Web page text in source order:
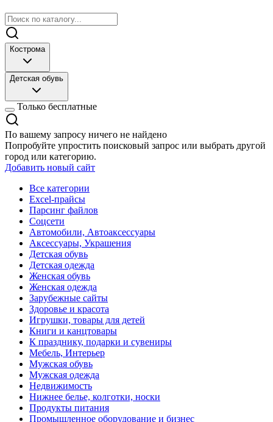
Кострома
Детская обувь
Только бесплатные
По вашему запросу ничего не найдено
Попробуйте упростить поисковый запрос или выбрать другой
город или категорию.
Добавить новый сайт
Все категории
Excel-прайсы
Парсинг файлов
Соцсети
Автомобили, Автоаксессуары
Аксессуары, Украшения
Детская обувь
Детская одежда
Женская обувь
Женская одежда
Зарубежные сайты
Здоровье и красота
Игрушки, товары для детей
Книги и канцтовары
К празднику, подарки и сувениры
Мебель, Интерьер
Мужская обувь
Мужская одежда
Недвижимость
Нижнее белье, колготки, носки
Продукты питания
Промышленное оборудование и бизнес